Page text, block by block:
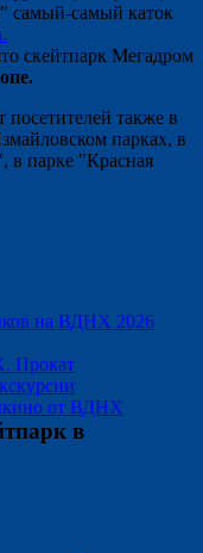
самый каток
скейтпарк Мегадром
также в
парках, в
в парке "Красная
на ВДНХ 2026
Прокат
от ВДНХ
в